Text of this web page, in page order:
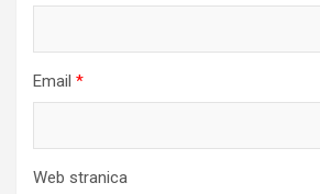
Email *
Web stranica